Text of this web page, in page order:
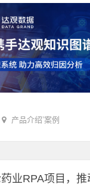
产品介绍’案例
业RPA项目，